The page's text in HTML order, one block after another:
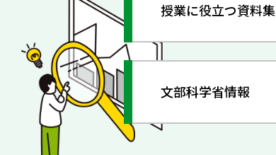
授業に役立つ資料集
文部科学省情報